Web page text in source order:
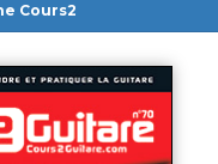
Cours2